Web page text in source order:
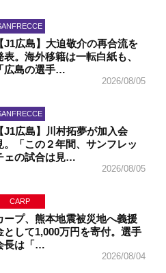
【J1広島】大迫敬介の再合流を
表。海外移籍は一転白紙も、
「広島の選手…
2026/08/05
【J1広島】川村拓夢が加入会
。「この２年間、サンフレッ
ェの試合は見…
2026/08/05
CARP
ープ、熊本地震被災地へ義援
として1,000万円を寄付。選手
長は「…
2026/08/04